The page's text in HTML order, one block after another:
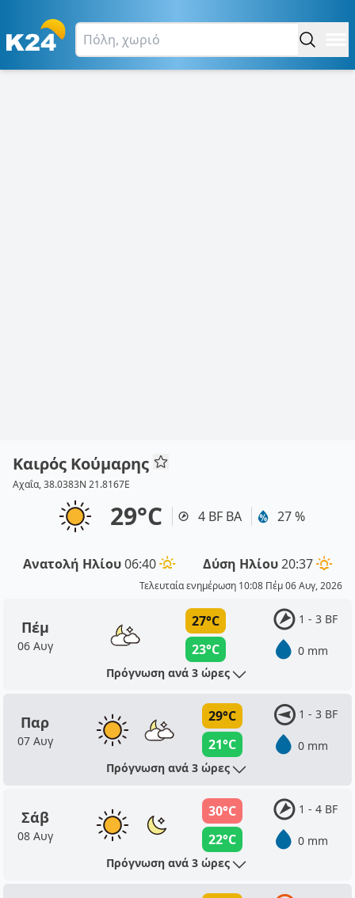
Καιρός Κούμαρης
Αχαΐα, 38.0383N 21.8167E
29°C 4 BF ΒΑ 27 %
Ανατολή Ηλίου06:40 Δύση Ηλίου20:37
Τελευταία ενημέρωση 10:08 Πέμ 06 Αυγ, 2026
Πέμ
06 Αυγ
27°C
23°C
1 - 3 BF
0 mm
Πρόγνωση ανά 3 ώρες
Παρ
07 Αυγ
29°C
21°C
1 - 3 BF
0 mm
Πρόγνωση ανά 3 ώρες
Σάβ
08 Αυγ
30°C
22°C
1 - 4 BF
0 mm
Πρόγνωση ανά 3 ώρες